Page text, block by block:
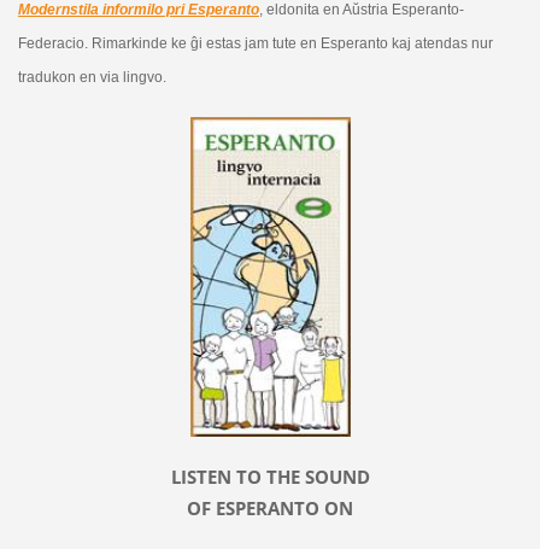
Modernstila informilo pri Esperanto, eldonita en Aŭstria Esperanto-
Federacio. Rimarkinde ke ĝi estas jam tute en Esperanto kaj atendas nur
tradukon en via lingvo.
LISTEN TO THE SOUND
OF ESPERANTO ON